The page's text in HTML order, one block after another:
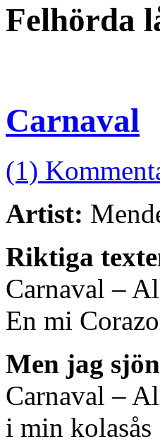
Felhörda
Carnaval
(1)
Artist:
Riktiga
Carnaval –
En mi
Men jag
Carnaval –
i min kolasås